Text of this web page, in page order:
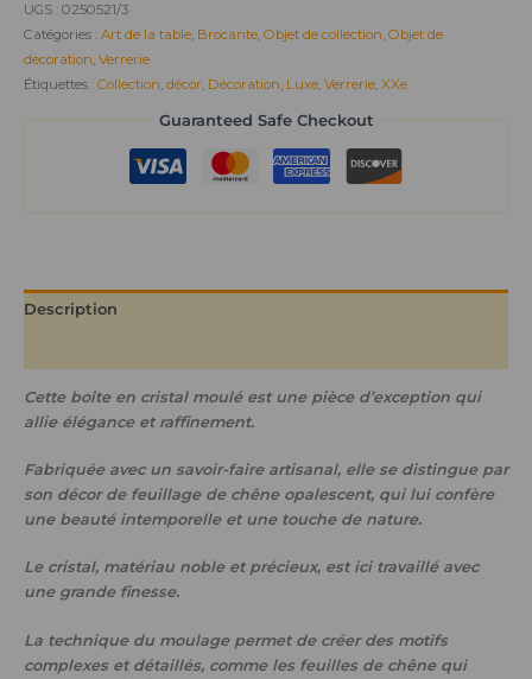
UGS : 0250521/3
Catégories : Art de la table, Brocante, Objet de collection, Objet de
decoration, Verrerie
Étiquettes : Collection, décor, Décoration, Luxe, Verrerie, XXe
Guaranteed Safe Checkout
Description
Cette boîte en cristal moulé est une pièce d’exception qui
allie élégance et raffinement.
Fabriquée avec un savoir-faire artisanal, elle se distingue par
son décor de feuillage de chêne opalescent, qui lui confère
une beauté intemporelle et une touche de nature.
Le cristal, matériau noble et précieux, est ici travaillé avec
une grande finesse.
La technique du moulage permet de créer des motifs
complexes et détaillés, comme les feuilles de chêne qui